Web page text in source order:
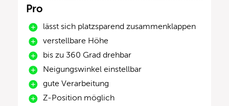
Pro
lässt sich platzsparend zusammenklappen
verstellbare Höhe
bis zu 360 Grad drehbar
Neigungswinkel einstellbar
gute Verarbeitung
Z-Position möglich